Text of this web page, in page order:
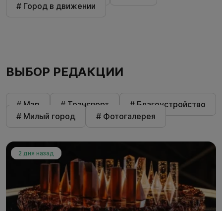
# Город в движении
ВЫБОР РЕДАКЦИИ
# Мэр # Транспорт
# Благоустройство
# Милый город
# Фотогалерея
2 дня назад